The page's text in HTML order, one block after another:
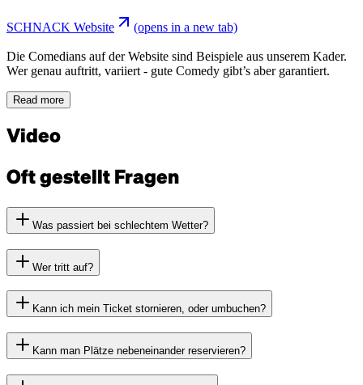
SCHNACK Website (opens in a new tab)
Die Comedians auf der Website sind Beispiele aus unserem Kader.
Wer genau auftritt, variiert - gute Comedy gibt’s aber garantiert.
Read more
Video
Oft gestellt Fragen
Was passiert bei schlechtem Wetter?
Wer tritt auf?
Kann ich mein Ticket stornieren, oder umbuchen?
Kann man Plätze nebeneinander reservieren?